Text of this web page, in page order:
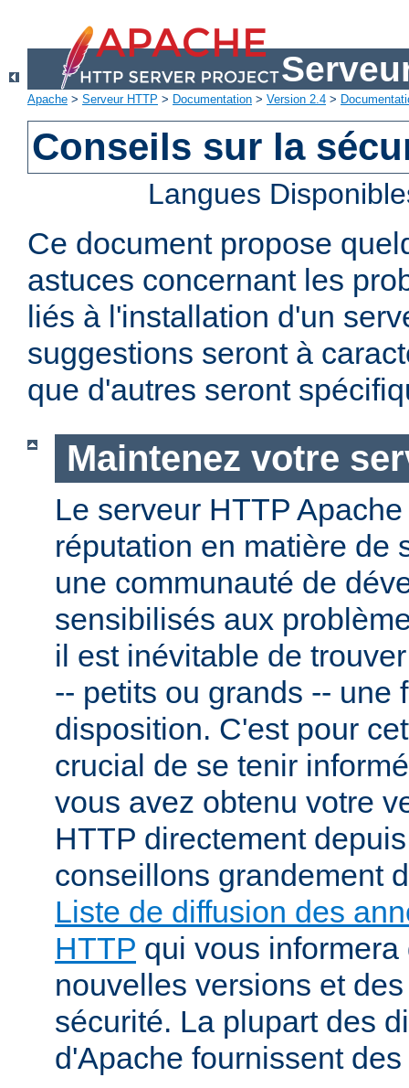
Apache > Serveur HTTP > Documentation > Version 2.4 >
Conseils sur la
Langues
Ce document propose
astuces concernant les
liés à l'installation d'un
suggestions seront à
que d'autres seront
Maintenez votre
Le serveur HTTP
réputation en matière de
une communauté de
sensibilisés aux
il est inévitable de
-- petits ou grands -- une
disposition. C'est pour
crucial de se tenir
vous avez obtenu votre
HTTP directement
conseillons grandement
Liste de diffusion des
HTTP qui vous
nouvelles versions et
sécurité. La plupart des
d'Apache fournissent